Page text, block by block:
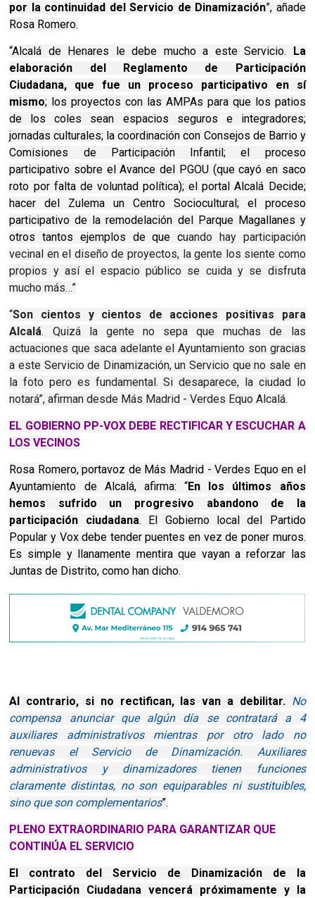
por la continuidad del Servicio de Dinamización”, añade
Rosa Romero.
“Alcalá de Henares le debe mucho a este Servicio. La
elaboración del Reglamento de Participación
Ciudadana, que fue un proceso participativo en sí
mismo; los proyectos con las AMPAs para que los patios
de los coles sean espacios seguros e integradores;
jornadas culturales; la coordinación con Consejos de Barrio y
Comisiones de Participación Infantil; el proceso
participativo sobre el Avance del PGOU (que cayó en saco
roto por falta de voluntad política); el portal Alcalá Decide;
hacer del Zulema un Centro Sociocultural; el proceso
participativo de la remodelación del Parque Magallanes y
otros tantos ejemplos de que cuando hay participación
vecinal en el diseño de proyectos, la gente los siente como
propios y así el espacio público se cuida y se disfruta
mucho más…”
“Son cientos y cientos de acciones positivas para
Alcalá. Quizá la gente no sepa que muchas de las
actuaciones que saca adelante el Ayuntamiento son gracias
a este Servicio de Dinamización, un Servicio que no sale en
la foto pero es fundamental. Si desaparece, la ciudad lo
notará”, afirman desde Más Madrid - Verdes Equo Alcalá.
EL GOBIERNO PP-VOX DEBE RECTIFICAR Y ESCUCHAR A
LOS VECINOS
Rosa Romero, portavoz de Más Madrid - Verdes Equo en el
Ayuntamiento de Alcalá, afirma: “En los últimos años
hemos sufrido un progresivo abandono de la
participación ciudadana. El Gobierno local del Partido
Popular y Vox debe tender puentes en vez de poner muros.
Es simple y llanamente mentira que vayan a reforzar las
Juntas de Distrito, como han dicho.
Al contrario, si no rectifican, las van a debilitar. No
compensa anunciar que algún día se contratará a 4
auxiliares administrativos mientras por otro lado no
renuevas el Servicio de Dinamización. Auxiliares
administrativos y dinamizadores tienen funciones
claramente distintas, no son equiparables ni sustituibles,
sino que son complementarios”.
PLENO EXTRAORDINARIO PARA GARANTIZAR QUE
CONTINÚA EL SERVICIO
El contrato del Servicio de Dinamización de la
Participación Ciudadana vencerá próximamente y la